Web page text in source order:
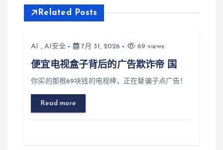
Related Posts
AI , AI安全 7月 31, 2026 69 views
便宜电视盒子背后的广告欺诈帝 国
你买的那根69块钱的电视棒，正在替骗子点广告！
Read more